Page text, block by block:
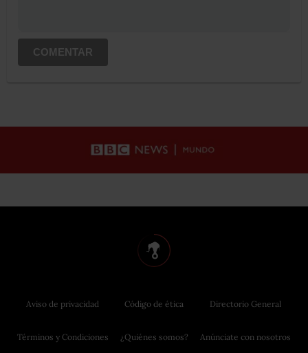
COMENTAR
Aviso de privacidad
Términos y Condiciones
Código de ética
¿Quiénes somos?
Directorio General
Anúnciate con nosotros